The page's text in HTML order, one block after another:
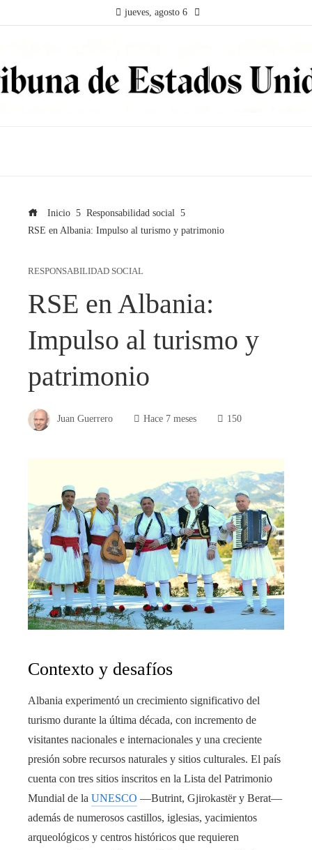
jueves, agosto 6
Inicio
Responsabilidad social
RSE en Albania: Impulso al turismo y patrimonio
RESPONSABILIDAD SOCIAL
RSE en Albania:
Impulso al turismo y
patrimonio
Juan Guerrero Hace 7 meses 150
Contexto y desafíos
Albania experimentó un crecimiento significativo del
turismo durante la última década, con incremento de
visitantes nacionales e internacionales y una creciente
presión sobre recursos naturales y sitios culturales. El país
cuenta con tres sitios inscritos en la Lista del Patrimonio
Mundial de la UNESCO —Butrint, Gjirokastër y Berat—
además de numerosos castillos, iglesias, yacimientos
arqueológicos y centros históricos que requieren